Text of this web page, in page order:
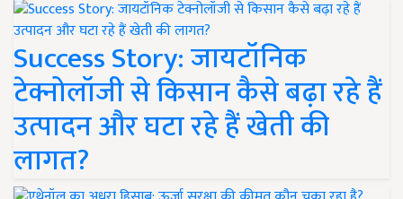
Success Story: जायटॉनिक
टेक्नोलॉजी से किसान कैसे बढ़ा रहे हैं
उत्पादन और घटा रहे हैं खेती की
लागत?